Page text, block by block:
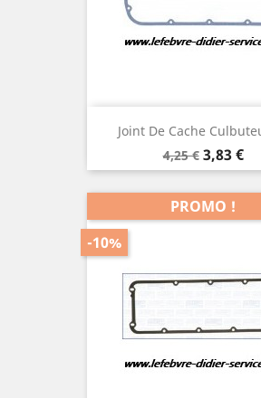
Joint De Cache
Prix
de
base
4,25 € Prix
3,83 €
-10%
PROMO !